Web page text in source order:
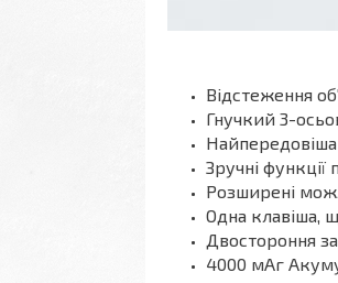
Відстеження
Гнучкий 3-
Найпередовіша
Зручні функції
Розширені
Одна клавіша,
Двостороння
4000 мАг